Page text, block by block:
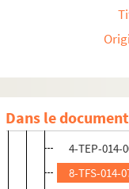
Dans le
Années 1947-
Années 1960-1969
La petite datcha
1-TMD-
4-TEP-014-
8-TFS-014-